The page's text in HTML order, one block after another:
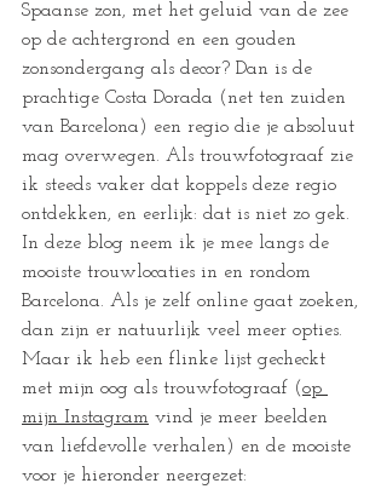
Spaanse zon, met het geluid van de zee
op de achtergrond en een gouden
zonsondergang als decor? Dan is de
prachtige Costa Dorada (net ten zuiden
van Barcelona) een regio die je absoluut
mag overwegen. Als trouwfotograaf zie
ik steeds vaker dat koppels deze regio
ontdekken, en eerlijk: dat is niet zo gek.
In deze blog neem ik je mee langs de
mooiste trouwlocaties in en rondom
Barcelona. Als je zelf online gaat zoeken,
dan zijn er natuurlijk veel meer opties.
Maar ik heb een flinke lijst gecheckt
met mijn oog als trouwfotograaf (op
mijn Instagram vind je meer beelden
van liefdevolle verhalen) en de mooiste
voor je hieronder neergezet: